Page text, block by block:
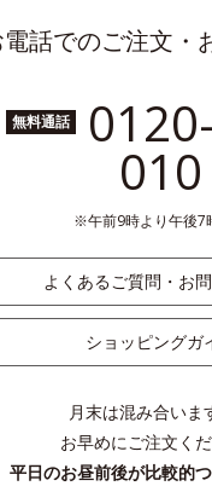
話でのご注文・
無料通話
010
午前9時より午後7
よくあるご質問・お
ショッピングガ
月末は混み合いま
お早めにご注文くだ
平日のお昼前後が比較的